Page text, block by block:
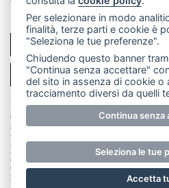
SCRIVICI
PER LA TUA
© Copyright Merateonline
E' proibita la riproduzione e
parziale di testi, articoli e
preventiva autorizzazione
numero Rea LC 291.277 -
Per selezionare in modo
finalità, terze parti e cookie è
"Seleziona le tue preferenze".
Chiudendo questo banner
"Continua senza accettare"
del sito in assenza di cookie o
tracciamento diversi da quelli
Continua senza
Seleziona le tue
Accetta